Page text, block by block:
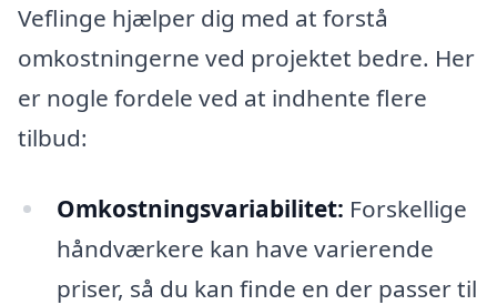
Veflinge hjælper dig med at forstå
omkostningerne ved projektet bedre. Her
er nogle fordele ved at indhente flere
tilbud:
Omkostningsvariabilitet: Forskellige
håndværkere kan have varierende
priser, så du kan finde en der passer til